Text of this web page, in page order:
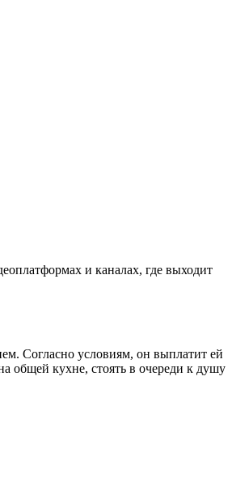
и каналах, где выходит
Согласно условиям, он выплатит ей
общей кухне, стоять в очереди к душу